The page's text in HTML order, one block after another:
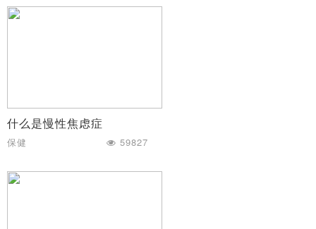
什么是慢性焦虑症
保健 59827